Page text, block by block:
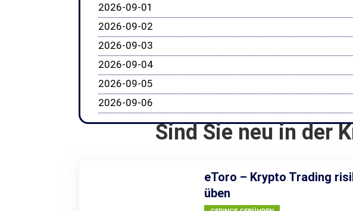
2026-09-01
2026-09-02
2026-09-03
2026-09-04
2026-09-05
2026-09-06
Sind Sie neu in der
eToro – Krypto Trading
üben